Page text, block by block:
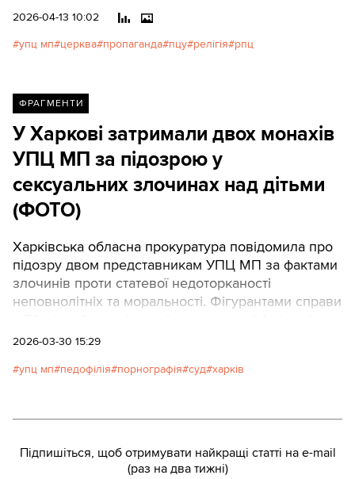
відповідь на запитання про
Біблію і Євангеліє з дитинства.
Что ето за дєрзость такая?!».
2026-04-13 10:02
упц мп церква пропаганда пцу релігія рпц
ФРАГМЕНТИ
У Харкові затримали двох монахів
УПЦ МП за підозрою у
сексуальних злочинах над дітьми
(ФОТО)
Харківська обласна прокуратура повідомила про
підозру двом представникам УПЦ МП за фактами
злочинів проти статевої недоторканості
неповнолітніх та моральності. Фігурантами справи
ієромонах.
2026-03-30 15:29
упц мп педофілія порнографія суд харків
Підпишіться, щоб отримувати найкращі статті на e-mail
(раз на два тижні)